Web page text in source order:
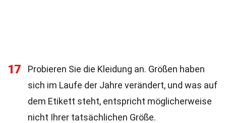
17
Probieren Sie die Kleidung an. Größen haben
sich im Laufe der Jahre verändert, und was auf
dem Etikett steht, entspricht möglicherweise
nicht Ihrer tatsächlichen Größe.